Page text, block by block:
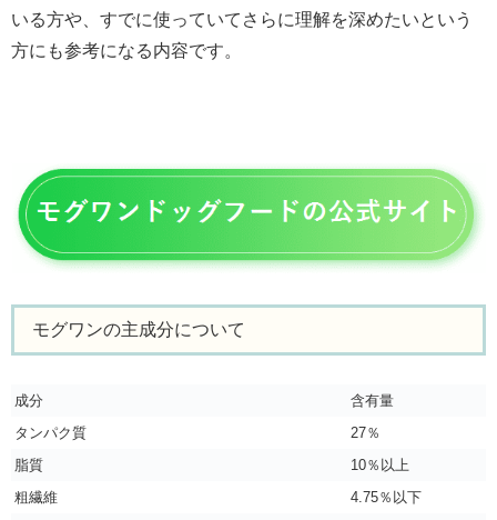
いる方や、すでに使っていてさらに理解を深めたいという
方にも参考になる内容です。
モグワンの主成分について
成分
含有量
タンパク質
27％
脂質
10％以上
粗繊維
4.75％以下